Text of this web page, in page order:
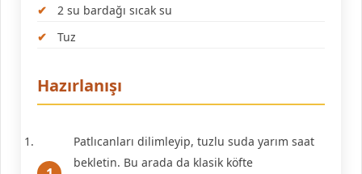
2 su bardağı sıcak su
Tuz
Hazırlanışı
Patlıcanları dilimleyip, tuzlu suda yarım saat
bekletin. Bu arada da klasik köfte